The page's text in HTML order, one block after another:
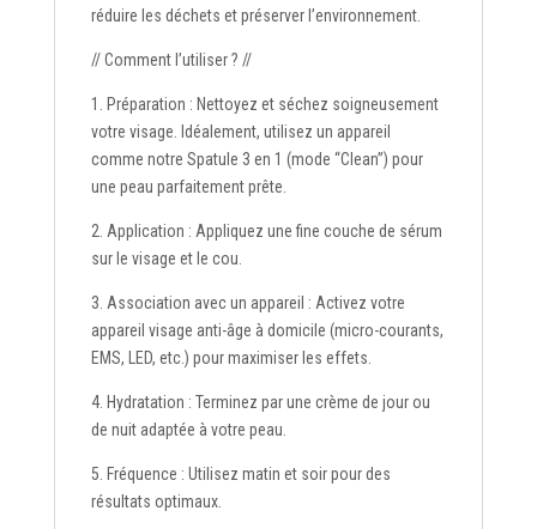
réduire les déchets et préserver l’environnement.
// Comment l’utiliser ? //
1. Préparation : Nettoyez et séchez soigneusement
votre visage. Idéalement, utilisez un appareil
comme notre Spatule 3 en 1 (mode “Clean”) pour
une peau parfaitement prête.
2. Application : Appliquez une fine couche de sérum
sur le visage et le cou.
3. Association avec un appareil : Activez votre
appareil visage anti-âge à domicile (micro-courants,
EMS, LED, etc.) pour maximiser les effets.
4. Hydratation : Terminez par une crème de jour ou
de nuit adaptée à votre peau.
5. Fréquence : Utilisez matin et soir pour des
résultats optimaux.